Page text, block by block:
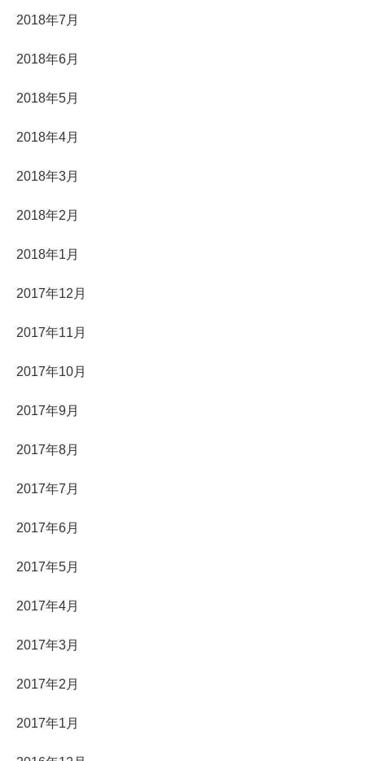
2018年7月
2018年6月
2018年5月
2018年4月
2018年3月
2018年2月
2018年1月
2017年12月
2017年11月
2017年10月
2017年9月
2017年8月
2017年7月
2017年6月
2017年5月
2017年4月
2017年3月
2017年2月
2017年1月